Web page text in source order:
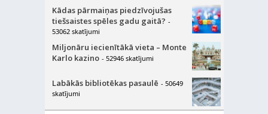
Kādas pārmaiņas piedzīvojušas
tiešsaistes spēles gadu gaitā? -
53062 skatījumi
Miljonāru iecienītākā vieta – Monte
Karlo kazino - 52946 skatījumi
Labākās bibliotēkas pasaulē - 50649
skatījumi